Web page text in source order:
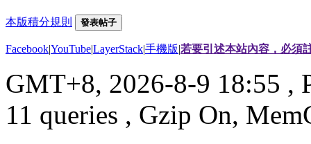
本版積分規則 發表帖子
Facebook|YouTube|LayerStack|手機版|若要引述本站內容，必須
GMT+8, 2026-8-9 18:55 ,
11 queries , Gzip On,